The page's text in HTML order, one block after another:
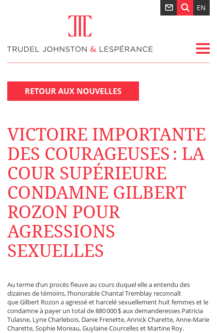
EN
RETOUR AUX NOUVELLES
VICTOIRE IMPORTANTE
DES COURAGEUSES : LA
COUR SUPÉRIEURE
CONDAMNE GILBERT
ROZON POUR
AGRESSIONS
SEXUELLES
Au terme d’un procès fleuve au cours duquel elle a entendu des
dizaines de témoins, l’honorable Chantal Tremblay reconnaît
que Gilbert Rozon a agressé et harcelé sexuellement huit femmes et le
condamne à payer un total de 880 000 $ aux demanderesses Patricia
Tulasne, Lyne Charlebois, Danie Frenette, Annick Charette, Anne-Marie
Charette, Sophie Moreau, Guylaine Courcelles et Martine Roy.